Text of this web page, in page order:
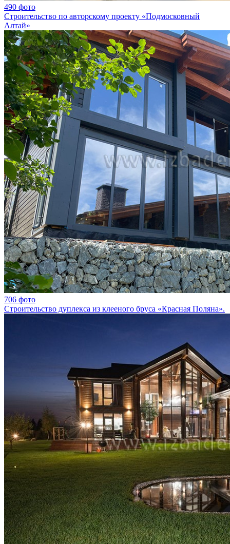
490 фото
Строительство по авторскому проекту «Подмосковный
Алтай»
706 фото
Строительство дуплекса из клееного бруса «Красная Поляна».